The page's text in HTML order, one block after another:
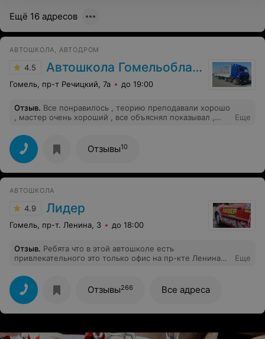
Ещё 16 адресов
АВТОШКОЛА, АВТОДРОМ
4.5 Автошкола Гомельоблавтотранса
Гомель, пр-т Речицкий, 7а до 19:00
Отзыв. Все понравилось , теорию преподавали хорошо
, мастер очень хороший , все объяснял показывал ,
Еще
Отзывы10
АВТОШКОЛА
4.9 Лидер
Гомель, пр-т. Ленина, 3 до 18:00
Отзыв. Ребята что в этой автошколе есть
привлекательного это только офис на пр-кте Ленина
дном назвать. Огромный совет:прежде чем идти туда
учиться, неполенитесь найти среди друзей, знакомых
кто там учился и узнать как там обучают и относятся.
Неделайте ошибок, это ВАШИ нервы, время и деньги.
Еще
Отзывы266 Все адреса